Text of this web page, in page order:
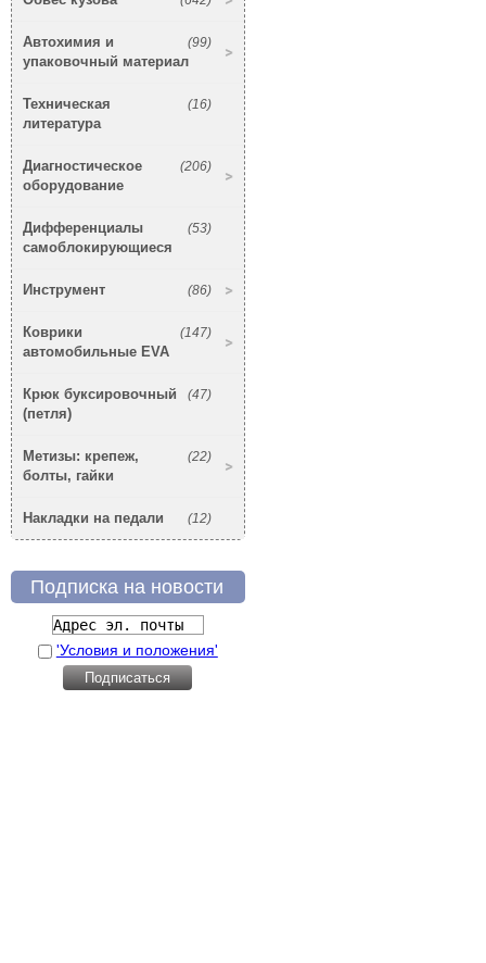
(99)
Автохимия и
упаковочный материал
(16)
Техническая
литература
(206)
Диагностическое
оборудование
(53)
Дифференциалы
самоблокирующиеся
(86)
Инструмент
(147)
Коврики
автомобильные EVA
(47)
Крюк буксировочный
(петля)
(22)
Метизы: крепеж,
болты, гайки
(12)
Накладки на педали
Подписка на новости
'Условия и положения'